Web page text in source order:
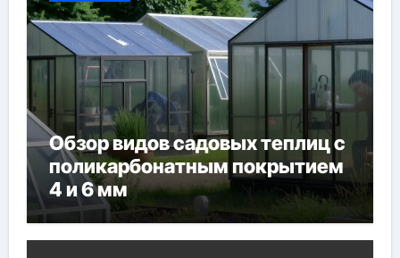
Обзор видов садовых теплиц с
поликарбонатным покрытием
4 и 6 мм